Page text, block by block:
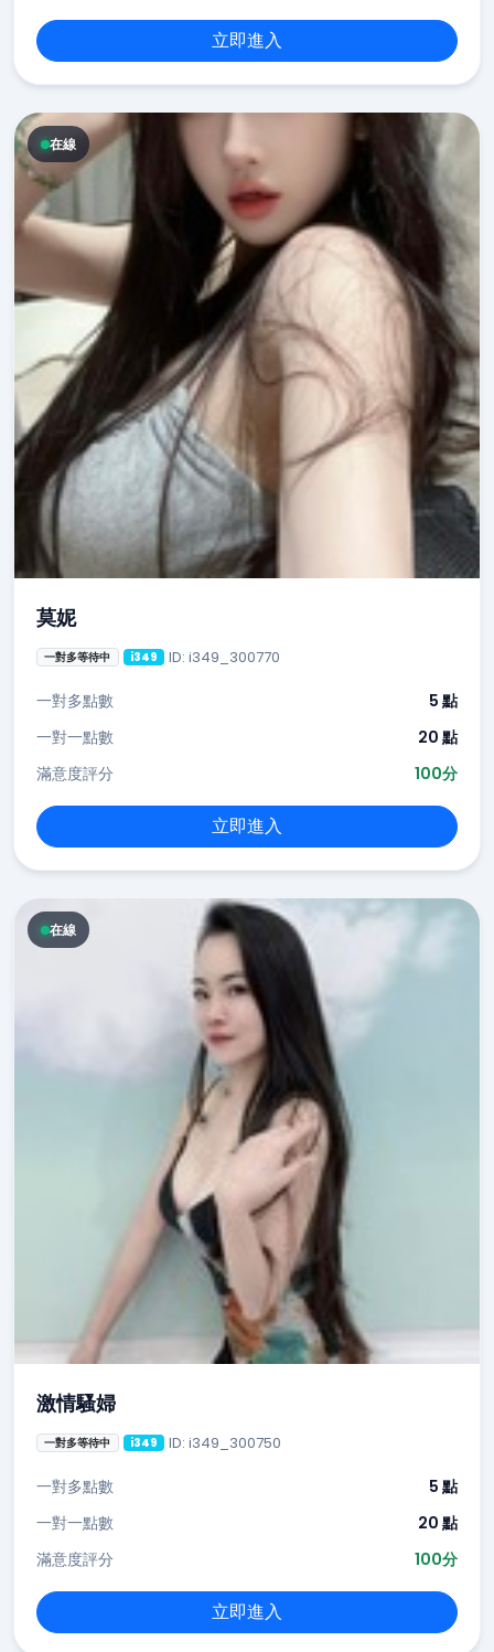
立即進入
在線
莫妮
一對多等待中 i349 ID: i349_300770
一對多點數
5 點
一對一點數
20 點
滿意度評分
100分
立即進入
在線
激情騷婦
一對多等待中 i349 ID: i349_300750
一對多點數
5 點
一對一點數
20 點
滿意度評分
100分
立即進入